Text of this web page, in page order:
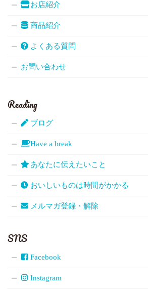
お店紹介
商品紹介
よくある質問
お問い合わせ
Reading
ブログ
Have a break
あなたに伝えたいこと
おいしいものは時間がかかる
メルマガ登録・解除
SNS
Facebook
Instagram